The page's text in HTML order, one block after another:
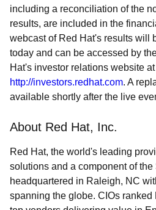
including a reconciliation of the
results, are included in the
webcast of Red Hat's results will
today and can be accessed by
Hat's investor relations website at
http://investors.redhat.com. A
available shortly after the live
About Red Hat, Inc.
Red Hat, the world's leading
solutions and a component of
headquartered in Raleigh, NC
spanning the globe. CIOs ranked